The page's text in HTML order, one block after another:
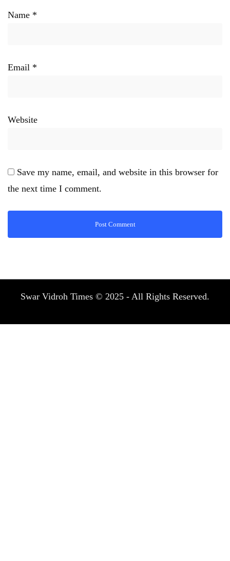
Name *
Email *
Website
Save my name, email, and website in this browser for
the next time I comment.
Swar Vidroh Times © 2025 - All Rights Reserved.